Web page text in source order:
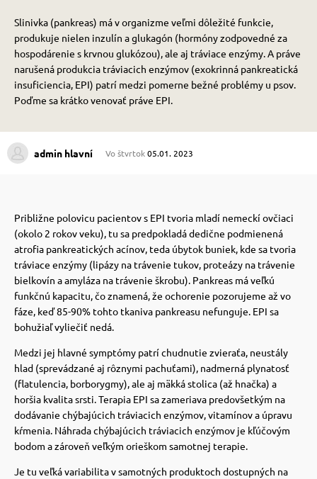
psov
psov
psov
psov
psov
pre psov
a ohlávky
psov
mačky
podstielka
a pelechy
mačky
mačky
mačky
mačky
Slinivka (pankreas) má v organizme veľmi dôležité funkcie,
produkuje nielen inzulín a glukagón (hormóny zodpovedné za
hospodárenie s krvnou glukózou), ale aj tráviace enzýmy.A práve
narušená produkcia tráviacich enzýmov (exokrinná pankreatická
insuficiencia, EPI) patrí medzi pomerne bežné problémy u psov.
Poďme sa krátko venovať práve EPI.
admin hlavní Vo štvrtok05.01. 2023
Približne polovicu pacientov s EPI tvoria mladí nemeckí ovčiaci
(okolo 2 rokov veku), tu sa predpokladá dedične podmienená
atrofia pankreatických acínov, teda úbytok buniek, kde sa tvoria
tráviace enzýmy (lipázy na trávenie tukov, proteázy na trávenie
bielkovín a amyláza na trávenie škrobu). Pankreas má veľkú
funkčnú kapacitu, čo znamená, že ochorenie pozorujeme až vo
fáze, keď 85-90% tohto tkaniva pankreasu nefunguje. EPI sa
bohužiaľ vyliečiť nedá.
Medzi jej hlavné symptómy patrí chudnutie zvieraťa, neustály
hlad (sprevádzané aj rôznymi pachuťami), nadmerná plynatosť
(flatulencia, borborygmy), ale aj mäkká stolica (až hnačka) a
horšia kvalita srsti.Terapia EPI sa zameriava predovšetkým na
dodávanie chýbajúcich tráviacich enzýmov, vitamínov a úpravu
kŕmenia. Náhrada chýbajúcich tráviacich enzýmov je kľúčovým
bodom a zároveň veľkým orieškom samotnej terapie.
Je tu veľká variabilita v samotných produktoch dostupných na